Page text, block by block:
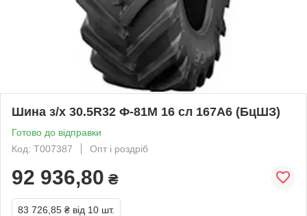
Шина з/х 30.5R32 Ф-81М 16 сл 167А6 (БцШЗ)
Готово до відправки
Код: T007387
Опт і роздріб
92 936,80 ₴
83 726,85 ₴ від 10 шт.